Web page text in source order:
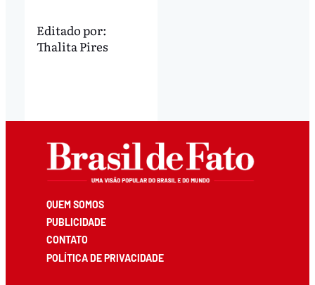
Editado por:
Thalita Pires
QUEM SOMOS
PUBLICIDADE
CONTATO
POLÍTICA DE PRIVACIDADE